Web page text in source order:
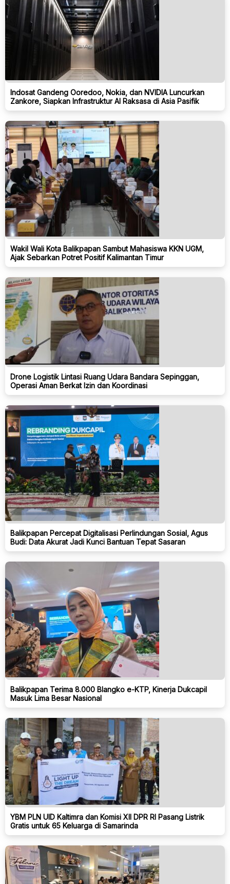
Indosat Gandeng Ooredoo, Nokia, dan NVIDIA Luncurkan
Zankore, Siapkan Infrastruktur AI Raksasa di Asia Pasifik
Wakil Wali Kota Balikpapan Sambut Mahasiswa KKN UGM,
Ajak Sebarkan Potret Positif Kalimantan Timur
Drone Logistik Lintasi Ruang Udara Bandara Sepinggan,
Operasi Aman Berkat Izin dan Koordinasi
Balikpapan Percepat Digitalisasi Perlindungan Sosial, Agus
Budi: Data Akurat Jadi Kunci Bantuan Tepat Sasaran
Balikpapan Terima 8.000 Blangko e-KTP, Kinerja Dukcapil
Masuk Lima Besar Nasional
YBM PLN UID Kaltimra dan Komisi XII DPR RI Pasang Listrik
Gratis untuk 65 Keluarga di Samarinda